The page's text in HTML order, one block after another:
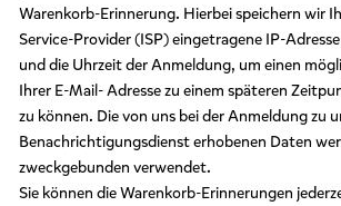
Warenkorb-Erinnerung. Hierbei speichern wir
Service-Provider (ISP) eingetragene IP-
und die Uhrzeit der Anmeldung, um einen
Ihrer E-Mail- Adresse zu einem späteren
zu können. Die von uns bei der Anmeldung zu
Benachrichtigungsdienst erhobenen Daten
zweckgebunden verwendet.
Sie können die Warenkorb-Erinnerungen